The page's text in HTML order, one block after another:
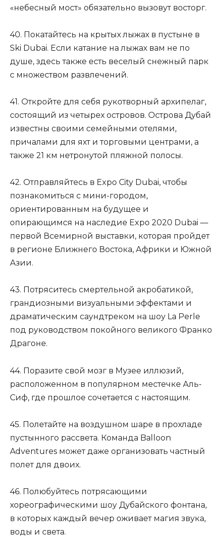
«небесный мост» обязательно вызовут восторг.
40. Покатайтесь на крытых лыжах в пустыне в
Ski Dubai. Если катание на лыжах вам не по
душе, здесь также есть веселый снежный парк
с множеством развлечений.
41. Откройте для себя рукотворный архипелаг,
состоящий из четырех островов. Острова Дубай
известны своими семейными отелями,
причалами для яхт и торговыми центрами, а
также 21 км нетронутой пляжной полосы.
42. Отправляйтесь в Expo City Dubai, чтобы
познакомиться с мини-городом,
ориентированным на будущее и
опирающимся на наследие Expo 2020 Dubai —
первой Всемирной выставки, которая пройдет
в регионе Ближнего Востока, Африки и Южной
Азии.
43. Потряситесь смертельной акробатикой,
грандиозными визуальными эффектами и
драматическим саундтреком на шоу La Perle
под руководством покойного великого Франко
Драгоне.
44. Поразите свой мозг в Музее иллюзий,
расположенном в популярном местечке Аль-
Сиф, где прошлое сочетается с настоящим.
45. Полетайте на воздушном шаре в прохладе
пустынного рассвета. Команда Balloon
Adventures может даже организовать частный
полет для двоих.
46. Полюбуйтесь потрясающими
хореографическими шоу Дубайского фонтана,
в которых каждый вечер оживает магия звука,
воды и света.